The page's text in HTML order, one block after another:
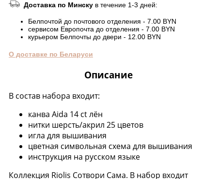
Доставка по Минску в течение 1-3 дней:
Белпочтой до почтового отделения - 7.00 BYN
сервисом Европочта до отделения - 7.00 BYN
курьером Белпочты до двери - 12.00 BYN
О доставке по Беларуси
Описание
В состав набора входит:
канва Aida 14 ct лён
нитки шерсть/акрил 25 цветов
игла для вышивания
цветная символьная схема для вышивания
инструкция на русском языке
Коллекция Riolis Сотвори Сама. В набор входит